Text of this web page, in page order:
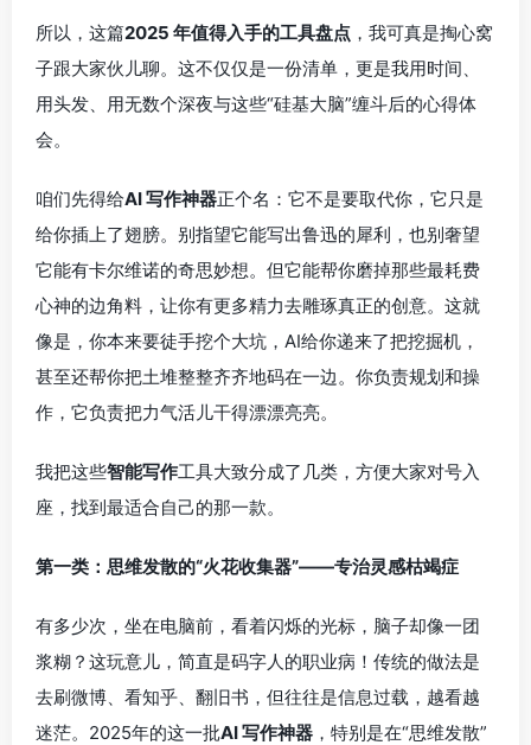
所以，这篇2025 年值得入手的工具盘点 ，我可真是掏心窝
子跟大家伙儿聊。这不仅仅是一份清单，更是我用时间、
用头发、用无数个深夜与这些“硅基大脑”缠斗后的心得体
会。
咱们先得给AI 写作神器正个名：它不是要取代你，它只是
给你插上了翅膀。别指望它能写出鲁迅的犀利，也别奢望
它能有卡尔维诺的奇思妙想。但它能帮你磨掉那些最耗费
心神的边角料，让你有更多精力去雕琢真正的创意。这就
像是，你本来要徒手挖个大坑，AI给你递来了把挖掘机，
甚至还帮你把土堆整整齐齐地码在一边。你负责规划和操
作，它负责把力气活儿干得漂漂亮亮。
我把这些智能写作工具大致分成了几类，方便大家对号入
座，找到最适合自己的那一款。
第一类：思维发散的“火花收集器”——专治灵感枯竭症
有多少次，坐在电脑前，看着闪烁的光标，脑子却像一团
浆糊？这玩意儿，简直是码字人的职业病！传统的做法是
去刷微博、看知乎、翻旧书，但往往是信息过载，越看越
迷茫。2025年的这一批AI 写作神器 ，特别是在“思维发散”